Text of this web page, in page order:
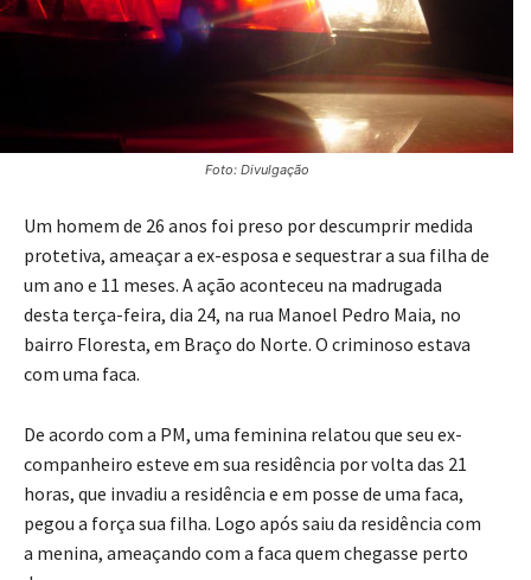
Foto: Divulgação
Um homem de 26 anos foi preso por descumprir medida
protetiva, ameaçar a ex-esposa e sequestrar a sua filha de
um ano e 11 meses. A ação aconteceu na madrugada
desta terça-feira, dia 24, na rua Manoel Pedro Maia, no
bairro Floresta, em Braço do Norte. O criminoso estava
com uma faca.
De acordo com a PM, uma feminina relatou que seu ex-
companheiro esteve em sua residência por volta das 21
horas, que invadiu a residência e em posse de uma faca,
pegou a força sua filha. Logo após saiu da residência com
a menina, ameaçando com a faca quem chegasse perto